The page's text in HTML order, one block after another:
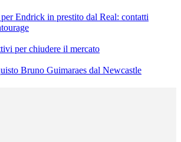
Endrick in prestito dal Real: contatti
per chiudere il mercato
Bruno Guimaraes dal Newcastle